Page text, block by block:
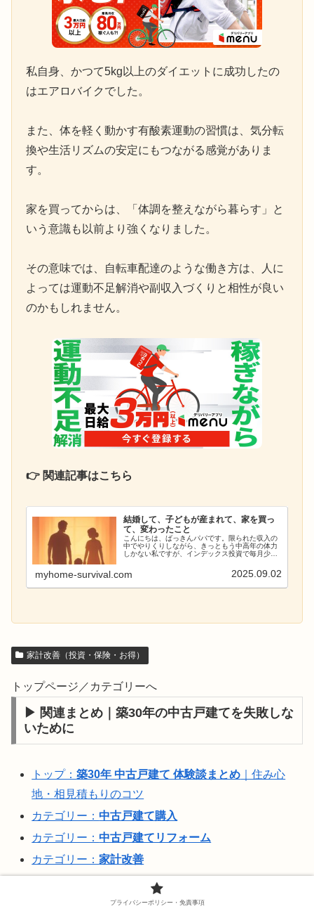
私自身、かつて5kg以上のダイエットに成功したの
はエアロバイクでした。
また、体を軽く動かす有酸素運動の習慣は、気分転
換や生活リズムの安定にもつながる感覚がありま
す。
家を買ってからは、「体調を整えながら暮らす」と
いう意識も以前より強くなりました。
その意味では、自転車配達のような働き方は、人に
よっては運動不足解消や副収入づくりと相性が良い
のかもしれません。
👉 関連記事はこちら
結婚して、子どもが産まれて、家を買っ
て、変わったこと
こんにちは、ばっきんパパです。限られた収入の
中でやりくりしながら、きっともう中高年の体力
しかない私ですが、インデックス投資で毎月少し
若い頃のような体力はなくても、健康的な生活を
続けることで、長年の...
myhome-survival.com 2025.09.02
家計改善（投資・保険・お得）
トップページ／カテゴリーへ
▶ 関連まとめ｜築30年の中古戸建てを失敗しな
いために
トップ：築30年 中古戸建て 体験談まとめ ｜住み心
地・相見積もりのコツ
カテゴリー：中古戸建て購入
カテゴリー：中古戸建てリフォーム
カテゴリー：家計改善
※このブログは“不動産のプロではない普通の父親”の実体験をもと
プライバシーポリシー・免責事項